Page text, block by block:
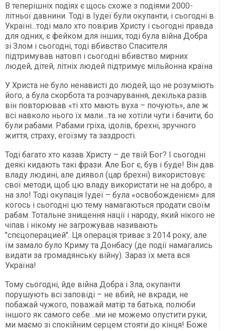
В теперішніх подіях є щось схоже з подіями 2000-
літньої давнини. Тоді в Іудеї були окупанти, і сьогодні в
Україні...тоді мало хто повірив Христу і сьогодні правда
для одних, є фейком для інших, тоді була війна Добра
зі Злом і сьогодні, тоді вбивство Спасителя
підтримував натовп і сьогодні вбивство мирних
людей, дітей, літніх людей підтримує мільйонна країна
У Христа не було ненависті до людей, що не розуміють
його, а була скорбота та розчарування, декілька разів
він повторював «ті хто мають вуха – почують», але ж
всі навколо нього їх мали…та не хотіли чути і бачити, бо
були рабами. Рабами гріха, ідолів, брехні, зручного
життя, страху, егоїзму та заздрості.
Тоді багато хто казав Христу – де твій Бог? І сьогодні
деякі кидають такі фрази. Але Бог є, був і буде! Він дав
владу людині, але диявол (цар брехні) використовує
свої методи, щоб цю владу використати не на добро, а
на зло! Тоді окупація Іудеї – була «освобожденієм» для
когось і сьогодні цю тему намагаються продати своїм
рабам. Тотальне знищення нації і народу, який нікого не
чіпав і нікому не загрожував називають
"спєцоперацией". Ця операція триває з 2014 року, але
їм замало було Криму та Донбасу (де події намагались
видати за громадянську війну). Зараз їх мета вся
Україна!
Тому сьогодні, йде війна Добра і Зла, окупанти
порушують всі заповіді – не вбий, не вкради, не
побажай чужого, поважай матір та батька, полюби
іншого як самого себе…ми не можемо опустити руки,
ми маємо зі спокійним серцем стояти до кінця! Боже